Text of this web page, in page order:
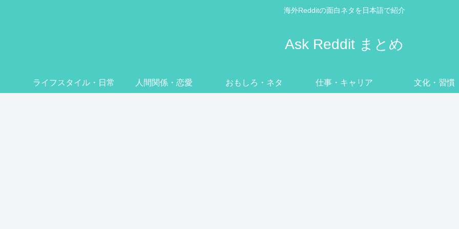
海外Redditの面白ネタを日本語で紹介
Ask Reddit まとめ
ライフスタイル・日常 人間関係・恋愛 おもしろ・ネタ 仕事・キャリア 文化・習慣